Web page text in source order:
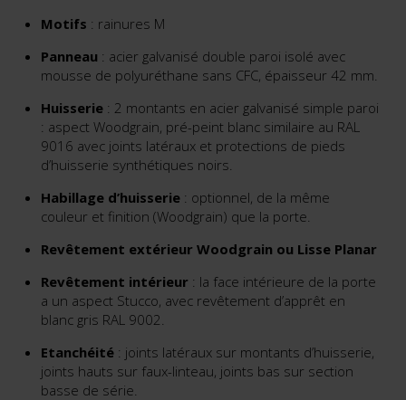
Motifs : rainures M
Panneau : acier galvanisé double paroi isolé avec
mousse de polyuréthane sans CFC, épaisseur 42 mm.
Huisserie : 2 montants en acier galvanisé simple paroi
: aspect Woodgrain, pré-peint blanc similaire au RAL
9016 avec joints latéraux et protections de pieds
d’huisserie synthétiques noirs.
Habillage d’huisserie : optionnel, de la même
couleur et finition (Woodgrain) que la porte.
Revêtement extérieur Woodgrain ou Lisse Planar
Revêtement intérieur : la face intérieure de la porte
a un aspect Stucco, avec revêtement d’apprêt en
blanc gris RAL 9002.
Etanchéité : joints latéraux sur montants d’huisserie,
joints hauts sur faux-linteau, joints bas sur section
basse de série.